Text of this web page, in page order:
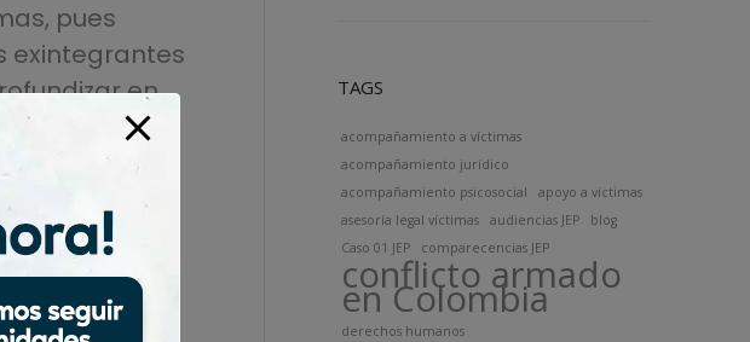
pues
exintegrantes
en
Pública y a
por minas
caso.
las víctimas
las
reparación
TAGS
acompañamiento a víctimas
acompañamiento jurídico
acompañamiento psicosocial
apoyo a víctimas
asesoría legal víctimas
audiencias JEP
blog
Caso 01 JEP
comparecencias JEP
conflicto armado
en Colombia
derechos humanos